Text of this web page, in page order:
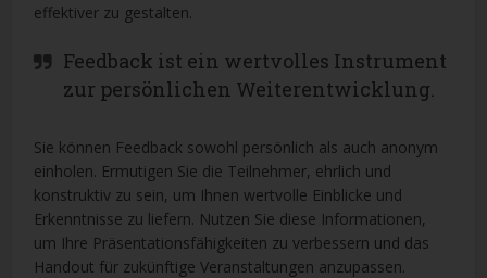
effektiver zu gestalten.
Feedback ist ein wertvolles Instrument
zur persönlichen Weiterentwicklung.
Sie können Feedback sowohl persönlich als auch anonym
einholen. Ermutigen Sie die Teilnehmer, ehrlich und
konstruktiv zu sein, um Ihnen wertvolle Einblicke und
Erkenntnisse zu liefern. Nutzen Sie diese Informationen,
um Ihre Präsentationsfähigkeiten zu verbessern und das
Handout für zukünftige Veranstaltungen anzupassen.